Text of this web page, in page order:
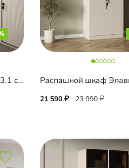
Распашной шкаф Капса-2.3.1 с зеркалом и антресолью
21 590 23 990